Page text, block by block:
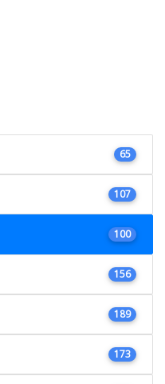
65
107
100
156
189
173